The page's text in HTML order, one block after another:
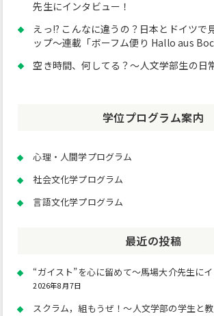
先生にインタビュー！
えっ!? こんなに違うの？日本とドイツで
ップ～連載「ボーフム便り Hallo aus
空き時間、何してる？～人文学部生の日
学位プログラム案内
心理・人間学プログラム
社会文化学プログラム
言語文化学プログラム
最近の投稿
“ガイスト”を心に留めて～馬場大介先生に
2026年8月7日
スクラム，組もうぜ！～人文学部の学生と